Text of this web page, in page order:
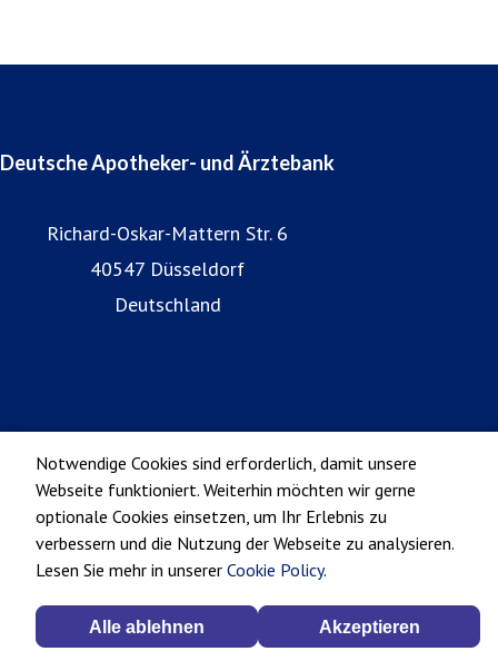
Notwendige Cookies sind erforderlich, damit unsere
Webseite funktioniert. Weiterhin möchten wir gerne
optionale Cookies einsetzen, um Ihr Erlebnis zu
verbessern und die Nutzung der Webseite zu analysieren.
Lesen Sie mehr in unserer Cookie Policy.
Alle ablehnen Akzeptieren
Deutsche Apotheker- und Ärztebank
Richard-Oskar-Mattern Str. 6
40547 Düsseldorf
Deutschland